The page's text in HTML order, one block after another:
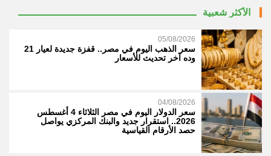
الأكثر شعبية
05/08/2026
سعر الذهب اليوم في مصر.. قفزة جديدة لعيار 21
وده آخر تحديث للأسعار
04/08/2026
سعر الدولار اليوم في مصر الثلاثاء 4 أغسطس
2026.. استقرار جديد والبنك المركزي يواصل
حصد الأرقام القياسية